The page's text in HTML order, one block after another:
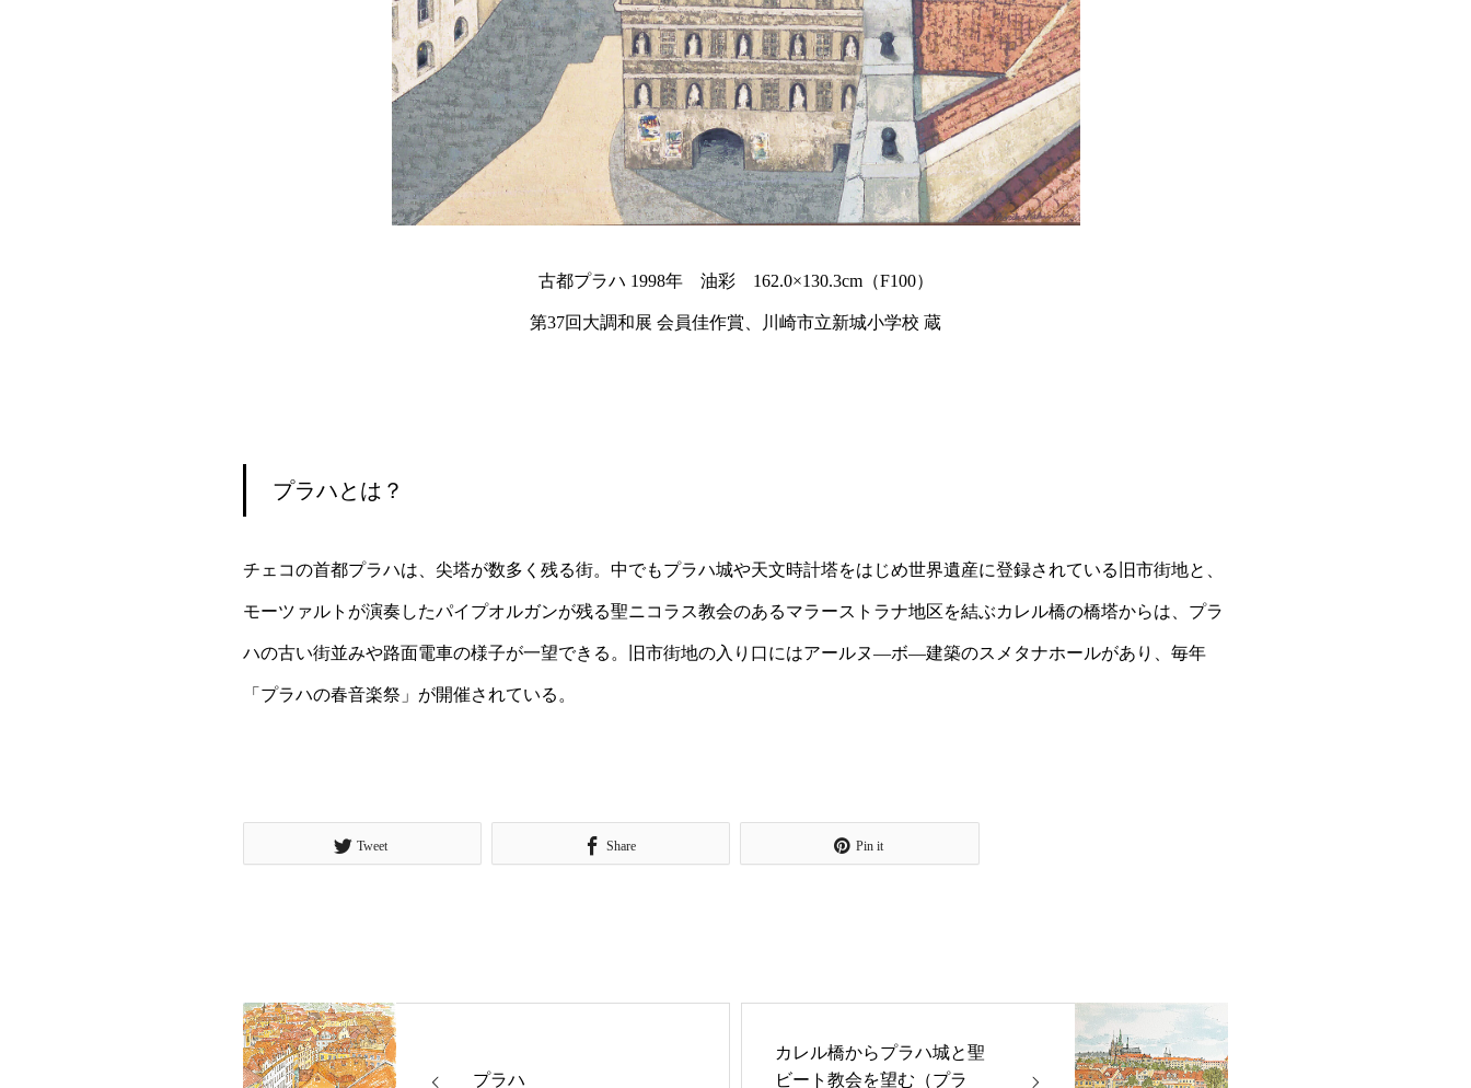
古都プラハ 1998年 油彩 162.0×130.3cm（F100）
第37回大調和展 会員佳作賞、川崎市立新城小学校 蔵
プラハとは？
チェコの首都プラハは、尖塔が数多く残る街。中でもプラハ城や天文時計塔をはじめ世界遺産に登録されている旧市街地と、
モーツァルトが演奏したパイプオルガンが残る聖ニコラス教会のあるマラーストラナ地区を結ぶカレル橋の橋塔からは、プラ
ハの古い街並みや路面電車の様子が一望できる。旧市街地の入り口にはアールヌ―ボ―建築のスメタナホールがあり、毎年
「プラハの春音楽祭」が開催されている。
Tweet Share Pin it
プラハ
カレル橋からプラハ城と聖
ビート教会を望む（プラ